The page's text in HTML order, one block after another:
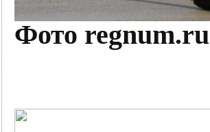
Фото regnum.ru